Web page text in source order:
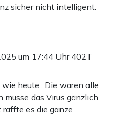
sicher nicht intelligent.
um 17:44 Uhr 402T
heute : Die waren alle
müsse das Virus gänzlich
raffte es die ganze